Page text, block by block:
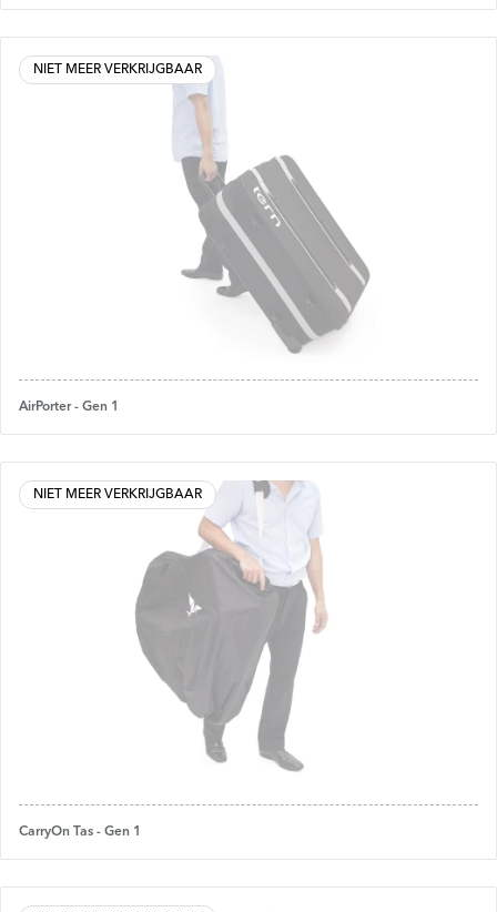
NIET MEER VERKRIJGBAAR
AirPorter - Gen 1
NIET MEER VERKRIJGBAAR
CarryOn Tas - Gen 1